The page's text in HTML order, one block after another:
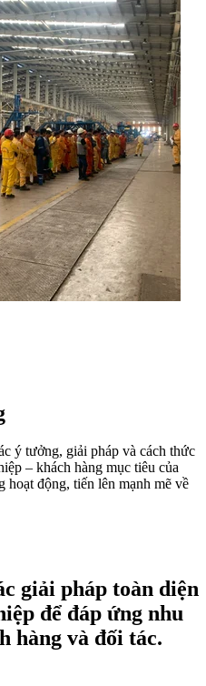
ý tưởng, giải pháp và cách thức
– khách hàng mục tiêu của
hoạt động, tiến lên mạnh mẽ về
giải pháp toàn diện
để đáp ứng nhu
hàng và đối tác.